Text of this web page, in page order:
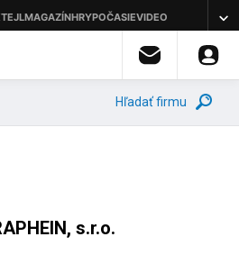
Hľadať firmu
s.r.o.